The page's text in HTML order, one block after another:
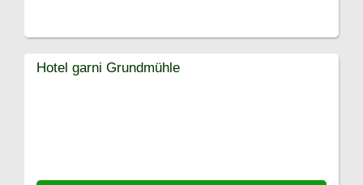
Hotel garni Grundmühle